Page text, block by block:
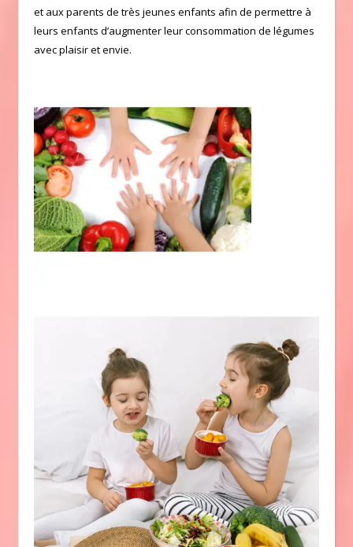
et aux parents de très jeunes enfants afin de permettre à
leurs enfants d’augmenter leur consommation de légumes
avec plaisir et envie.